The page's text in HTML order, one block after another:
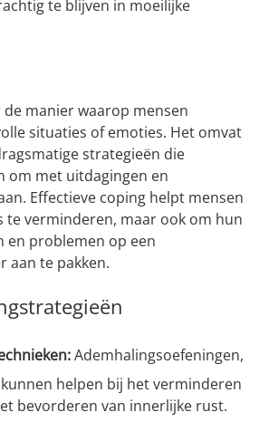
te blijven in moeilijke
manier waarop mensen
situaties of emoties. Het omvat
strategieën die
om met uitdagingen en
Effectieve coping helpt mensen
te verminderen, maar ook om hun
en problemen op een
aan te pakken.
Ademhalingsoefeningen,
helpen bij het verminderen
bevorderen van innerlijke rust.